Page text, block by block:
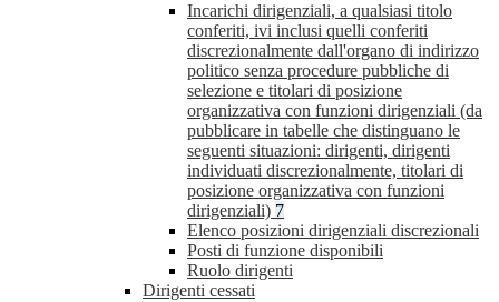
Incarichi dirigenziali, a qualsiasi titolo
conferiti, ivi inclusi quelli conferiti
discrezionalmente dall'organo di indirizzo
politico senza procedure pubbliche di
selezione e titolari di posizione
organizzativa con funzioni dirigenziali (da
pubblicare in tabelle che distinguano le
seguenti situazioni: dirigenti, dirigenti
individuati discrezionalmente, titolari di
posizione organizzativa con funzioni
dirigenziali) 7
Elenco posizioni dirigenziali discrezionali
Posti di funzione disponibili
Ruolo dirigenti
Dirigenti cessati